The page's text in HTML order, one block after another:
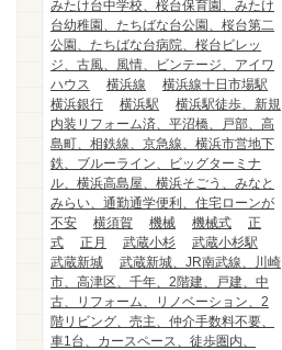
みたけ台中学校、桜台保育園、みたけ
台幼稚園、たちばな台公園、桜台第二
公園、たちばな台病院、桜台ビレッ
ジ、古風、風情、ビンテージ、アイワ
ハウス
横浜線
横浜線十日市場駅
横浜銀行
横浜駅
横浜駅徒歩、新規
内装リフォーム済、平沼橋、戸部、高
島町、相鉄線、京急線、横浜市営地下
鉄、ブルーライン、ビッグターミナ
ル、横浜高島屋、横浜そごう、みなと
みらい、通勤通学便利、住宅ローンが
不安
横須賀 機械 機械式
正
式
正月 武蔵小杉
武蔵小杉駅
武蔵新城
武蔵新城、JR南武線、川崎
市、高津区、千年、2階建、戸建、中
古、リフォーム、リノベーション、2
階リビング、売主、仲介手数料不要、
車1台、カースペース、徒歩圏内、